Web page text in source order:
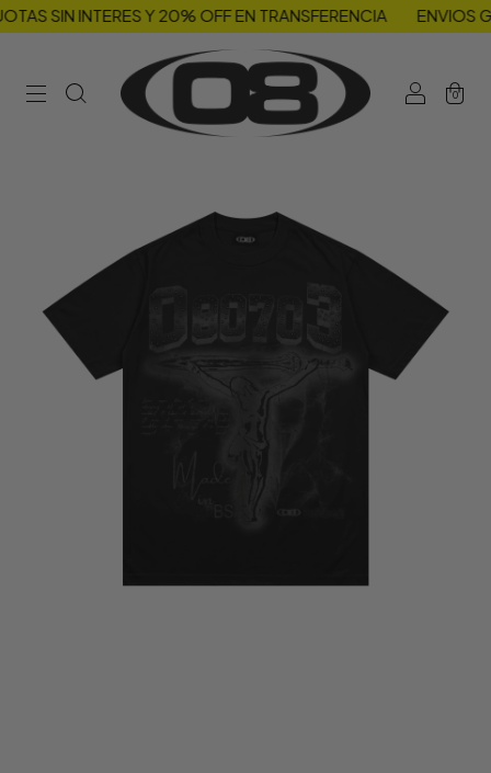
SIN INTERES Y 20% OFF EN TRANSFERENCIA ENVIOS
0